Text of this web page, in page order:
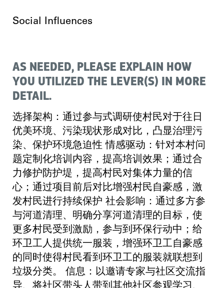
Social Influences
AS NEEDED, PLEASE EXPLAIN HOW
YOU UTILIZED THE LEVER(S) IN MORE
DETAIL.
选择架构：通过参与式调研使村民对于往日
优美环境、污染现状形成对比，凸显治理污
染、保护环境急迫性 情感驱动：针对本村问
题定制化培训内容，提高培训效果；通过合
力修护防护堤，提高村民对集体力量的信
心；通过项目前后对比增强村民自豪感，激
发村民进行持续保护 社会影响：通过多方参
与河道清理、明确分享河道清理的目标，使
更多村民受到激励，参与到环保行动中；给
环卫工人提供统一服装，增强环卫工自豪感
的同时使得村民看到环卫工的服装就联想到
垃圾分类。 信息：以邀请专家与社区交流指